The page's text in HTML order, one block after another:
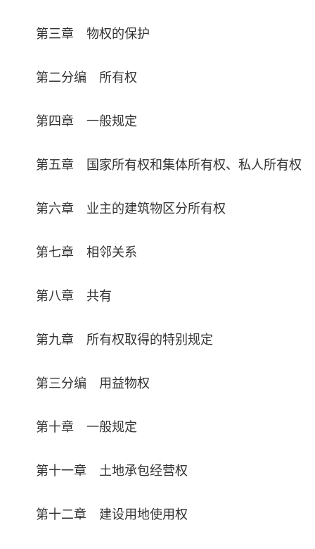
第三章 物权的保护
第二分编 所有权
第四章 一般规定
第五章 国家所有权和集体所有权、私人所有权
第六章 业主的建筑物区分所有权
第七章 相邻关系
第八章 共有
第九章 所有权取得的特别规定
第三分编 用益物权
第十章 一般规定
第十一章 土地承包经营权
第十二章 建设用地使用权